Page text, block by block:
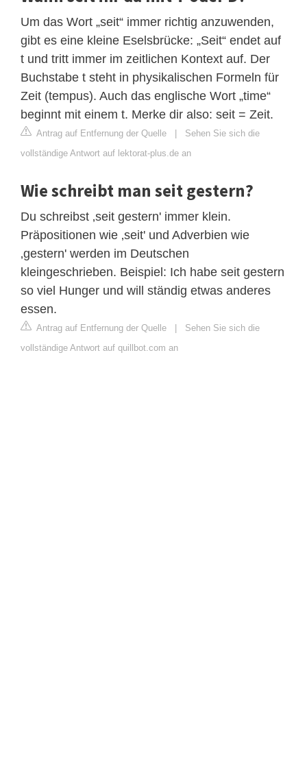
Um das Wort „seit“ immer richtig anzuwenden,
gibt es eine kleine Eselsbrücke: „Seit“ endet auf
t und tritt immer im zeitlichen Kontext auf. Der
Buchstabe t steht in physikalischen Formeln für
Zeit (tempus). Auch das englische Wort „time“
beginnt mit einem t. Merke dir also: seit = Zeit.
Antrag auf Entfernung der Quelle | Sehen Sie sich die
vollständige Antwort auf lektorat-plus.de an
Wie schreibt man seit gestern?
Du schreibst ‚seit gestern' immer klein.
Präpositionen wie ‚seit' und Adverbien wie
‚gestern' werden im Deutschen
kleingeschrieben. Beispiel: Ich habe seit gestern
so viel Hunger und will ständig etwas anderes
essen.
Antrag auf Entfernung der Quelle | Sehen Sie sich die
vollständige Antwort auf quillbot.com an